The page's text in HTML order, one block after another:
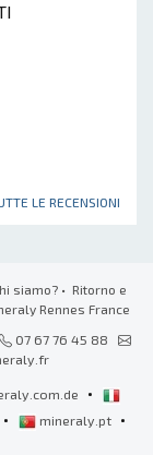
LE RECENSIONI
siamo?• Ritorno e
Rennes France
07 67 76 45 88
•
• mineraly.pt •